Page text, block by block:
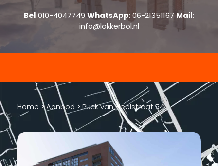
Bel 010-4047749 WhatsApp: 06-21351167 Mail:
info@lokkerbol.nl
Home >Aanbod >Puck van Heelstraat 54